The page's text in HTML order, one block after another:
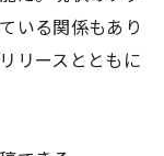
いる関係もあり
リースとともに